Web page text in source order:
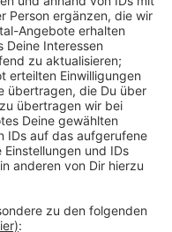
ist das Parkplatz-
begrenzt. Es soll
Freitag einen
Tickets für das
bei